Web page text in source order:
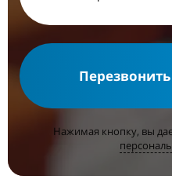
Нажимая кнопку, вы